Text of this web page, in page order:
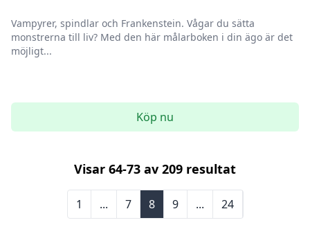
Vampyrer, spindlar och Frankenstein. Vågar du sätta
monstrerna till liv? Med den här målarboken i din ägo är det
möjligt...
Köp nu
Visar 64-73 av 209 resultat
1 ... 7 8 9 ... 24